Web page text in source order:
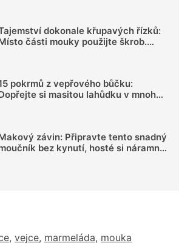
dokonale křupavých řízků:
části mouky použijte škrob.
pokrmů z vepřového bůčku:
si masitou lahůdku v mnoha
závin: Připravte tento snadný
bez kynutí, hosté si náramně
, vejce, marmeláda, mouka